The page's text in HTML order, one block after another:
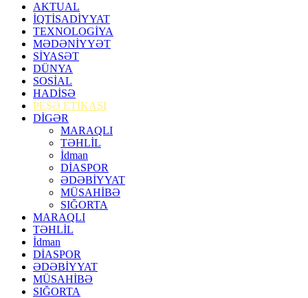
AKTUAL
İQTİSADİYYAT
TEXNOLOGİYA
MƏDƏNİYYƏT
SİYASƏT
DÜNYA
SOSİAL
HADİSƏ
PEŞƏ ETİKASI
DİGƏR
MARAQLI
TƏHLİL
İdman
DİASPOR
ƏDƏBİYYAT
MÜSAHİBƏ
SIĞORTA
MARAQLI
TƏHLİL
İdman
DİASPOR
ƏDƏBİYYAT
MÜSAHİBƏ
SIĞORTA